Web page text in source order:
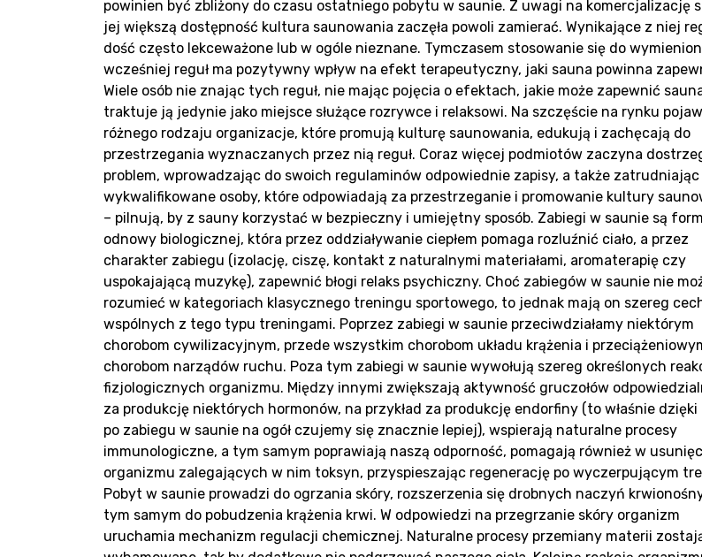
powinien być zbliżony do czasu ostatniego pobytu w saunie. Z uwagi na komercjalizację
jej większą dostępność kultura saunowania zaczęła powoli zamierać. Wynikające z niej
dość często lekceważone lub w ogóle nieznane. Tymczasem stosowanie się do
wcześniej reguł ma pozytywny wpływ na efekt terapeutyczny, jaki sauna powinna
Wiele osób nie znając tych reguł, nie mając pojęcia o efektach, jakie może zapewnić
traktuje ją jedynie jako miejsce służące rozrywce i relaksowi. Na szczęście na rynku
różnego rodzaju organizacje, które promują kulturę saunowania, edukują i zachęcają do
przestrzegania wyznaczanych przez nią reguł. Coraz więcej podmiotów zaczyna
problem, wprowadzając do swoich regulaminów odpowiednie zapisy, a także zatrudniając
wykwalifikowane osoby, które odpowiadają za przestrzeganie i promowanie kultury
– pilnują, by z sauny korzystać w bezpieczny i umiejętny sposób. Zabiegi w saunie są
odnowy biologicznej, która przez oddziaływanie ciepłem pomaga rozluźnić ciało, a przez
charakter zabiegu (izolację, ciszę, kontakt z naturalnymi materiałami, aromaterapię czy
uspokajającą muzykę), zapewnić błogi relaks psychiczny. Choć zabiegów w saunie nie
rozumieć w kategoriach klasycznego treningu sportowego, to jednak mają on szereg
wspólnych z tego typu treningami. Poprzez zabiegi w saunie przeciwdziałamy niektórym
chorobom cywilizacyjnym, przede wszystkim chorobom układu krążenia i
chorobom narządów ruchu. Poza tym zabiegi w saunie wywołują szereg określonych
fizjologicznych organizmu. Między innymi zwiększają aktywność gruczołów
za produkcję niektórych hormonów, na przykład za produkcję endorfiny (to właśnie dzięki
po zabiegu w saunie na ogół czujemy się znacznie lepiej), wspierają naturalne procesy
immunologiczne, a tym samym poprawiają naszą odporność, pomagają również w
organizmu zalegających w nim toksyn, przyspieszając regenerację po wyczerpującym
Pobyt w saunie prowadzi do ogrzania skóry, rozszerzenia się drobnych naczyń
tym samym do pobudzenia krążenia krwi. W odpowiedzi na przegrzanie skóry organizm
uruchamia mechanizm regulacji chemicznej. Naturalne procesy przemiany materii